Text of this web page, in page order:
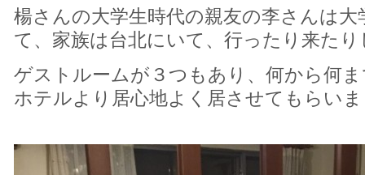
楊さんの大学生時代の親友の李さんは
て、家族は台北にいて、行ったり来た
ゲストルームが３つもあり、何から何
ホテルより居心地よく居させてもらい